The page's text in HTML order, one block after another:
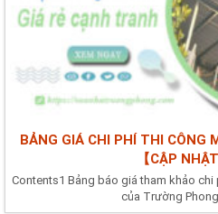
BẢNG GIÁ CHI PHÍ THI CÔNG
【CẬP
Contents1 Bảng báo giá tham khảo
của Trường